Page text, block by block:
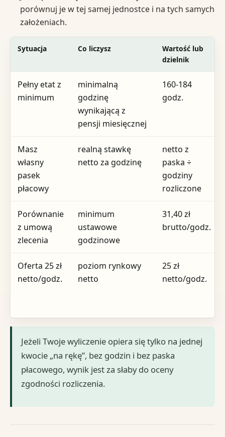
porównuj je w tej samej jednostce i na tych samych
założeniach.
Sytuacja Co liczysz
Wartość lub
dzielnik
Pełny etat z
minimum
minimalną
godzinę
wynikającą z
pensji miesięcznej
160-184
godz.
Masz
własny
pasek
płacowy
realną stawkę
netto za godzinę
netto z
paska ÷
godziny
rozliczone
Porównanie
z umową
zlecenia
minimum
ustawowe
godzinowe
31,40 zł
brutto/godz.
Oferta 25 zł
netto/godz.
poziom rynkowy
netto
25 zł
netto/godz.
Jeżeli Twoje wyliczenie opiera się tylko na jednej
kwocie „na rękę”, bez godzin i bez paska
płacowego, wynik jest za słaby do oceny
zgodności rozliczenia.